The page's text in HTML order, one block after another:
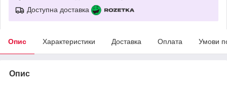
Доступна доставка
Опис Характеристики Доставка Оплата Умови
Опис